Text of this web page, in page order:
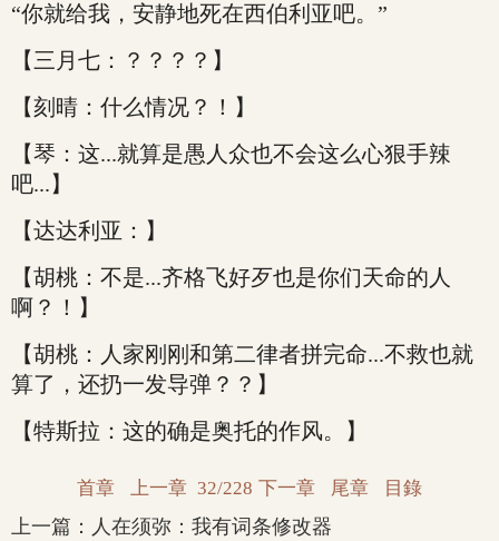
“你就给我，安静地死在西伯利亚吧。”
【三月七：？？？？】
【刻晴：什么情况？！】
【琴：这...就算是愚人众也不会这么心狠手辣
吧...】
【达达利亚：】
【胡桃：不是...齐格飞好歹也是你们天命的人
啊？！】
【胡桃：人家刚刚和第二律者拼完命...不救也就
算了，还扔一发导弹？？】
【特斯拉：这的确是奥托的作风。】
首章 上一章 32/228 下一章 尾章 目錄
上一篇： 人在须弥：我有词条修改器